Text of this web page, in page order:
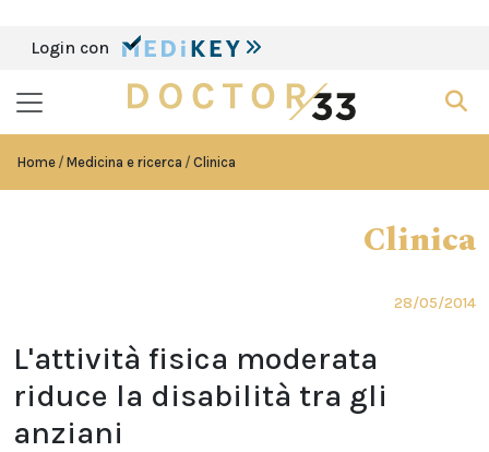
Login con
Home Medicina e ricerca Clinica
Clinica
28/05/2014
L'attività fisica moderata
riduce la disabilità tra gli
anziani